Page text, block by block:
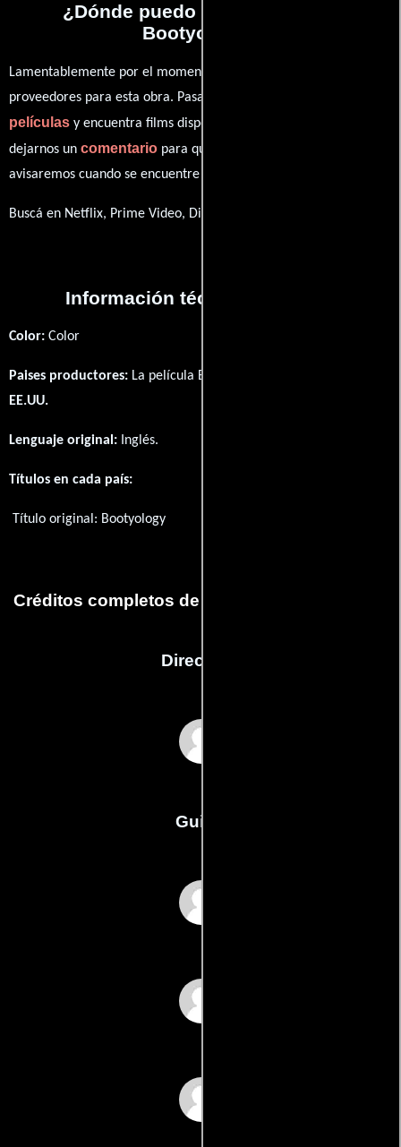
¿Dónde puedo ver la películas
Bootyology?
Lamentablemente por el momento no contamos con enlaces a
proveedores para esta obra. Pasa por nuestro catálogo de
películas y encuentra films disponibles. También puedes
dejarnos un comentario para que le demos prioridad y te
avisaremos cuando se encuentre disponible
Buscá en Netflix, Prime Video, Disney+
Información técnica y general
Color: Color
Paises productores: La película Bootyology fué producida en
EE.UU.
Lenguaje original: Inglés.
Títulos en cada país:
Título original: Bootyology
Créditos completos de la película Bootyology
Dirección
Guión